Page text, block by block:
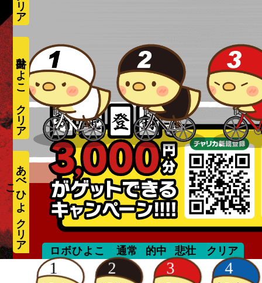
ロボひよこ 通常 的中 悲壮
井出ひよこ
あ
べ
ひ
よ
こ mizuguchi